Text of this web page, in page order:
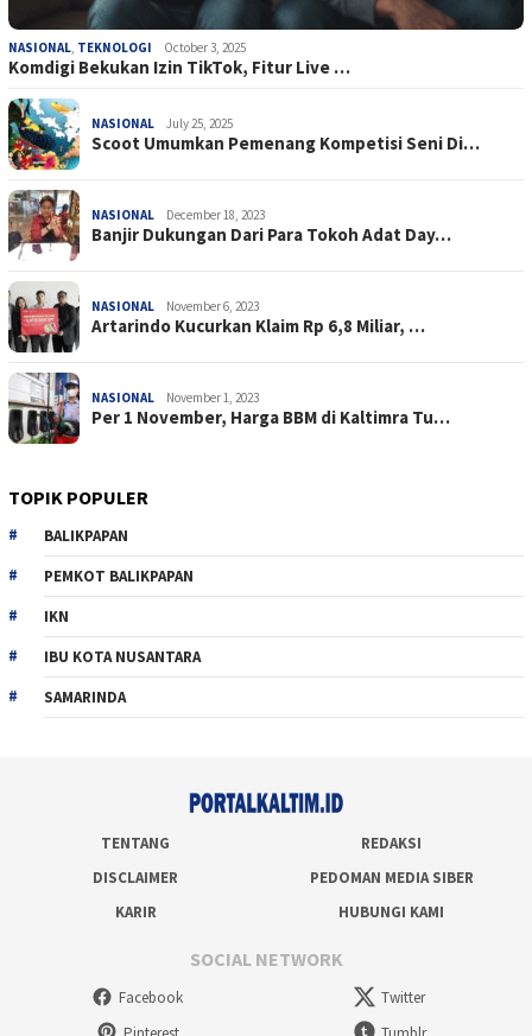
NASIONAL, TEKNOLOGI October 3, 2025
Komdigi Bekukan Izin TikTok, Fitur Live …
NASIONAL July 25, 2025
Scoot Umumkan Pemenang Kompetisi Seni Di…
NASIONAL December 18, 2023
Banjir Dukungan Dari Para Tokoh Adat Day…
NASIONAL November 6, 2023
Artarindo Kucurkan Klaim Rp 6,8 Miliar, …
NASIONAL November 1, 2023
Per 1 November, Harga BBM di Kaltimra Tu…
TOPIK POPULER
BALIKPAPAN
PEMKOT BALIKPAPAN
IKN
IBU KOTA NUSANTARA
SAMARINDA
TENTANG
REDAKSI
DISCLAIMER
PEDOMAN MEDIA SIBER
KARIR
HUBUNGI KAMI
SOCIAL NETWORK
Facebook
Twitter